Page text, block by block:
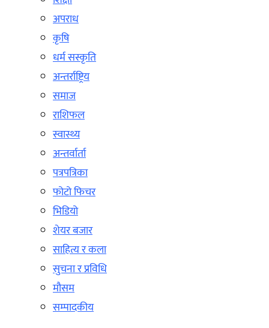
अपराध
कृषि
धर्म सस्कृति
अन्तर्राष्ट्रिय
समाज
राशिफल
स्वास्थ्य
अन्तर्वार्ता
पत्रपत्रिका
फोटो फिचर
भिडियो
शेयर बजार
साहित्य र कला
सुचना र प्रविधि
मौसम
सम्पादकीय